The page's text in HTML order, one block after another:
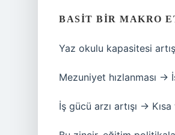
BASIT BIR MAKRO
Yaz okulu kapasitesi
Mezuniyet hızlanması →
İş gücü arzı artışı →